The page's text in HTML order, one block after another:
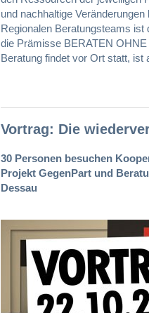
und nachhaltige
Regionalen Beratungsteams ist
die Prämisse BERATEN
Beratung findet vor Ort statt, ist
Vortrag: Die
30 Personen besuchen
Projekt GegenPart und
Dessau